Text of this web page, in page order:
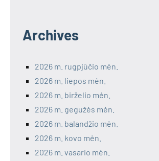
Archives
2026 m. rugpjūčio mėn.
2026 m. liepos mėn.
2026 m. birželio mėn.
2026 m. gegužės mėn.
2026 m. balandžio mėn.
2026 m. kovo mėn.
2026 m. vasario mėn.